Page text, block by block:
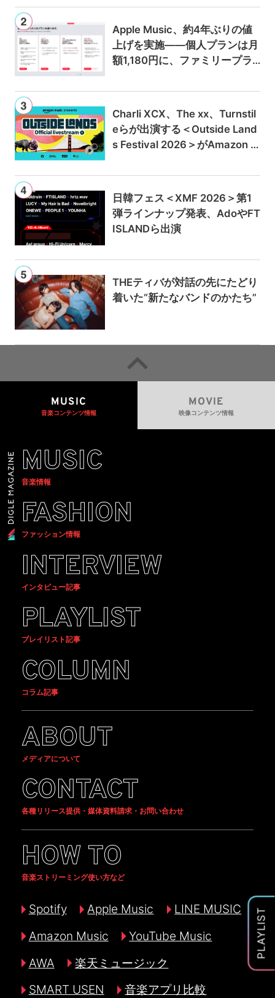
Apple Music、約4年ぶりの値
上げを実施——個人プランは月
額1,180円に、ファミリープラ
Charli XCX、The xx、Turnstil
eらが出演する＜Outside Land
s Festival 2026＞がAmazon M
ブ配信
日韓フェス＜XMF 2026＞第1
弾ラインナップ発表、AdoやFT
ISLANDら出演
THEティバが対話の先にたどり
着いた“新たなバンドのかたち”
PLAYLIST
MUSIC
音楽コンテンツ情報
MOVIE
映像コンテンツ情報
MUSIC
音楽情報
FASHION
ファッション情報
INTERVIEW
インタビュー記事
PLAYLIST
プレイリスト記事
COLUMN
コラム記事
ABOUT
メディアについて
CONTACT
各種リリース提供・媒体資料請求・お問い合わせ
HOW TO
音楽ストリーミング使い方など
Spotify Apple Music
LINE MUSIC
Amazon Music
YouTube Music
AWA
楽天ミュージック
SMART USEN
音楽アプリ比較